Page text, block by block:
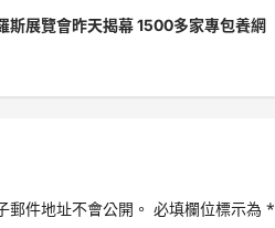
展覽會昨天揭幕 1500多家專包養網
郵件地址不會公開。 必填欄位標示為 *